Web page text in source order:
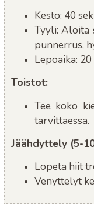
Kesto: 40
Tyyli: Aloita
punnerrus,
Lepoaika:
Toistot:
Tee koko
tarvittaessa.
Jäähdyttely (5-
Lopeta hiit
Venyttelyt